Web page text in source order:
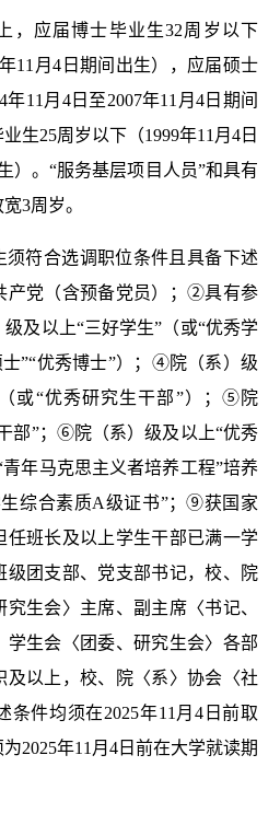
，应届博士毕业生32周岁以下
年11月4日期间出生），应届硕士
11月4日至2007年11月4日期间
生25周岁以下（1999年11月4日
）。“服务基层项目人员”和具有
3周岁。
须符合选调职位条件且具备下述
党（含预备党员）；②具有参
及以上“三好学生”（或“优秀学
士”“优秀博士”）；④院（系）级
或“优秀研究生干部”）；⑤院
部”；⑥院（系）级及以上“优秀
年马克思主义者培养工程”培养
综合素质A级证书”；⑨获国家
班长及以上学生干部已满一学
级团支部、党支部书记，校、院
究生会〉主席、副主席〈书记、
学生会〈团委、研究生会〉各部
及以上，校、院〈系〉协会〈社
条件均须在2025年11月4日前取
2025年11月4日前在大学就读期